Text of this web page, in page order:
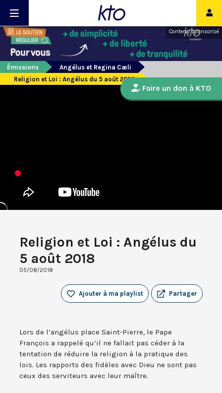
Contenu sponsorisé
Émissions
Angélus et Regina Cæli
Religion et Loi : Angélus du 5 août 2018
Religion et Loi : Angélus du
5 août 2018
05/08/2018
Partager
Ajouter à ma playlist
Lors de l’angélus place Saint-Pierre, le Pape
François a rappelé qu’il ne fallait pas céder à la
tentation de réduire la religion à la pratique des
lois. Les rapports des fidèles avec Dieu ne sont pas
ceux des serviteurs avec leur maître.
Faire un don à KTO